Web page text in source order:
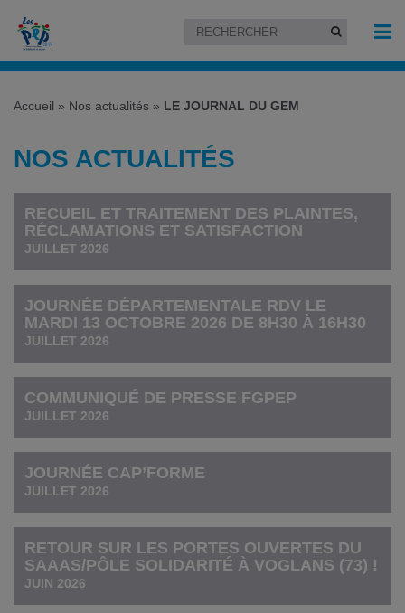
Accueil » Nos actualités » LE JOURNAL DU GEM
NOS ACTUALITÉS
RECUEIL ET TRAITEMENT DES PLAINTES,
RÉCLAMATIONS ET SATISFACTION
JUILLET 2026
JOURNÉE DÉPARTEMENTALE RDV LE
MARDI 13 OCTOBRE 2026 DE 8H30 À 16H30
JUILLET 2026
COMMUNIQUÉ DE PRESSE FGPEP
JUILLET 2026
JOURNÉE CAP’FORME
JUILLET 2026
RETOUR SUR LES PORTES OUVERTES DU
SAAAS/PÔLE SOLIDARITÉ À VOGLANS (73) !
JUIN 2026